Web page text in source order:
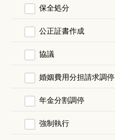
保全処分
公正証書作成
協議
婚姻費用分担請求調停
年金分割調停
強制執行